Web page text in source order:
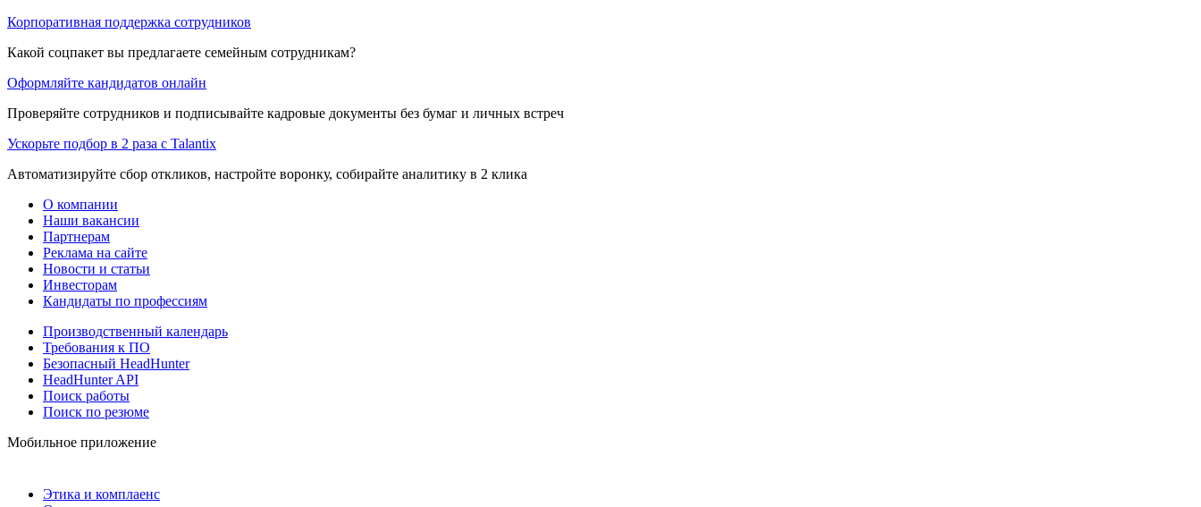
Корпоративная поддержка сотрудников
Какой соцпакет вы предлагаете семейным сотрудникам?
Оформляйте кандидатов онлайн
Проверяйте сотрудников и подписывайте кадровые документы без бумаг и личных встреч
Ускорьте подбор в 2 раза с Talantix
Автоматизируйте сбор откликов, настройте воронку, собирайте аналитику в 2 клика
О компании
Наши вакансии
Партнерам
Реклама на сайте
Новости и статьи
Инвесторам
Кандидаты по профессиям
Производственный календарь
Требования к ПО
Безопасный HeadHunter
HeadHunter API
Поиск работы
Поиск по резюме
Мобильное приложение
Этика и комплаенс